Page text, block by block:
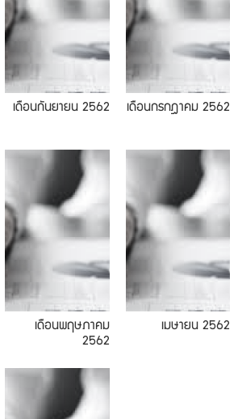
เดือนกันยายน 2562 เดือนกรกฎาคม 2562
เดือนพฤษภาคม
2562
04.2019
เมษายน 2562